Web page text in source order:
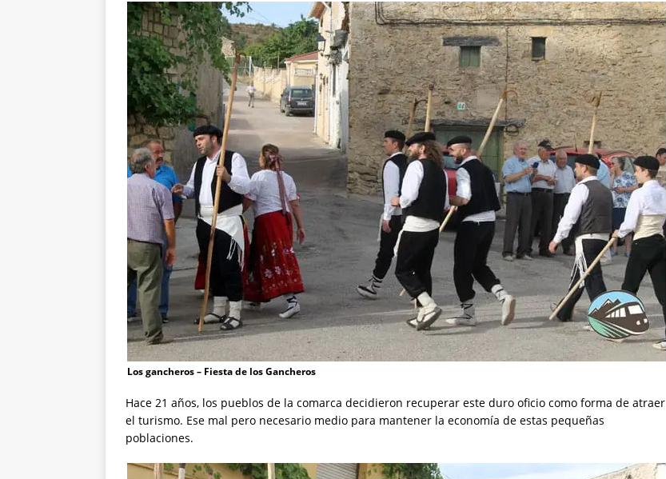
Los gancheros – Fiesta de los Gancheros
Hace 21 años, los pueblos de la comarca decidieron recuperar este duro oficio como forma de atraer
el turismo. Ese mal pero necesario medio para mantener la economía de estas pequeñas
poblaciones.